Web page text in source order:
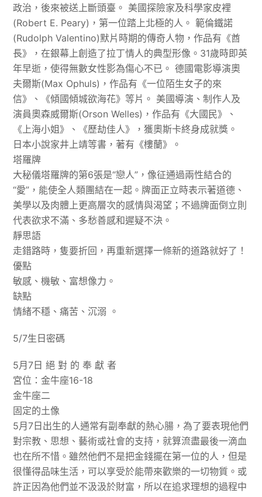
政治，後來被送上斷頭臺。 美國探險家及科學家皮裡
(Robert E. Peary)，第一位踏上北極的人。 範倫鐵諾
(Rudolph Valentino)默片時期的傳奇人物，作品有《酋
長》，在銀幕上創造了拉丁情人的典型形像。31歲時即英
年早逝，使得無數女性影為傷心不已。 德國電影導演奧
夫爾斯(Max Ophuls)，作品有《一位陌生女子的來
信》、《傾國傾城欲海花》等片。 美國導演、制作人及
演員奧森威爾斯(Orson Welles)，作品有《大國民》、
《上海小姐》、《歷劫佳人》，獲奧斯卡終身成就獎。
日本小說家井上靖等書，著有《樓蘭》。
塔羅牌
大秘儀塔羅牌的第6張是“戀人”，像征通過兩性結合的
“愛”，能使全人類團結在一起。牌面正立時表示著道德、
美學以及肉體上更高層次的感情與渴望；不過牌面倒立則
代表欲求不滿、多愁善感和遲疑不決。
靜思語
走錯路時，隻要折回，再重新選擇一條新的道路就好了！
優點
敏感、機敏、富想像力。
缺點
情緒不穩、痛苦、沉溺 。
5/7生日密碼
5月7日 絕 對 的 奉 獻 者
宮位：金牛座16-18
金牛座二
固定的土像
5月7日出生的人通常有副奉獻的熱心腸，為了要表現他們
對宗教、思想、藝術或社會的支持，就算流盡最後一滴血
也在所不惜。雖然他們不是把金錢擺在第一位的人，但是
很懂得品味生活，可以享受於能帶來歡樂的一切物質。或
許正因為他們並不汲汲於財富，所以在追求理想的過程中